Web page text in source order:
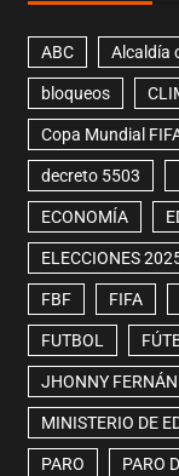
ABC Alcaldía
bloqueos
Copa Mundial
decreto 5503
ECONOMÍA
ELECCIONES
FBF FIFA
FUTBOL
JHONNY
MINISTERIO DE
PARO PARO